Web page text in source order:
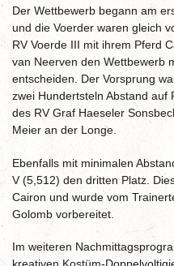
Der Wettbewerb begann am
und die Voerder waren gleich
RV Voerde III mit ihrem Pferd
van Neerven den Wettbewerb
entscheiden. Der Vorsprung
zwei Hundertsteln Abstand auf
des RV Graf Haeseler
Meier an der Longe.
Ebenfalls mit minimalen
V (5,512) den dritten Platz.
Cairon und wurde vom
Golomb vorbereitet.
Im weiteren